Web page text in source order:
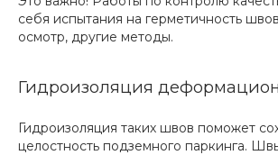
себя испытания на герметичность
осмотр, другие методы.
Гидроизоляция
Гидроизоляция таких швов поможет
целостность подземного паркинга.